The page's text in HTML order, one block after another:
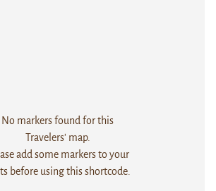
No markers found for this
Travelers' map.
add some markers to your
before using this shortcode.